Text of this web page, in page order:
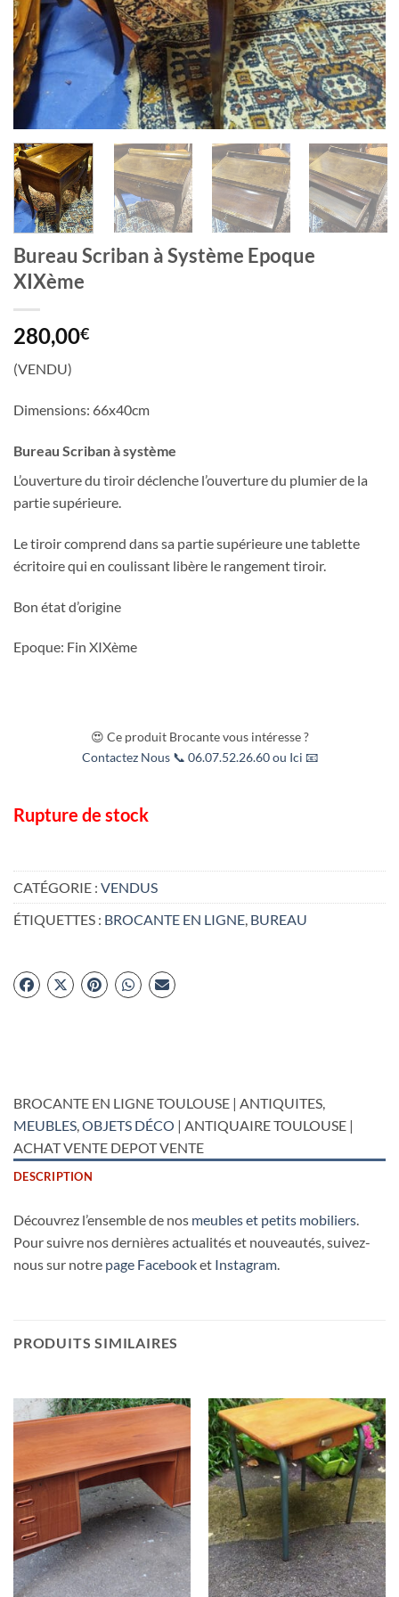
Bureau Scriban à Système Epoque
XIXème
280,00€
(VENDU)
Dimensions: 66x40cm
Bureau Scriban à système
L’ouverture du tiroir déclenche l’ouverture du plumier de la
partie supérieure.
Le tiroir comprend dans sa partie supérieure une tablette
écritoire qui en coulissant libère le rangement tiroir.
Bon état d’origine
Epoque: Fin XIXème
😍 Ce produit Brocante vous intéresse ?
Contactez Nous 📞 06.07.52.26.60 ou Ici 📧
Rupture de stock
CATÉGORIE : VENDUS
ÉTIQUETTES : BROCANTE EN LIGNE, BUREAU
BROCANTE EN LIGNE TOULOUSE | ANTIQUITES,
MEUBLES OBJETS DÉCO | ANTIQUAIRE TOULOUSE |
ACHAT VENTE DEPOT VENTE
DESCRIPTION
Découvrez l’ensemble de nos meubles et petits mobiliers
Pour suivre nos dernières actualités et nouveautés, suivez-
nous sur notre page Facebooket Instagram
PRODUITS SIMILAIRES
RUPTURE DE STOCK RUPTURE DE STOCK